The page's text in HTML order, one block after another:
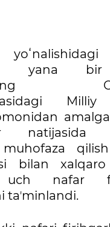
yana bir
Milliy
natijasida
bilan
uch nafar
taʼminlandi.